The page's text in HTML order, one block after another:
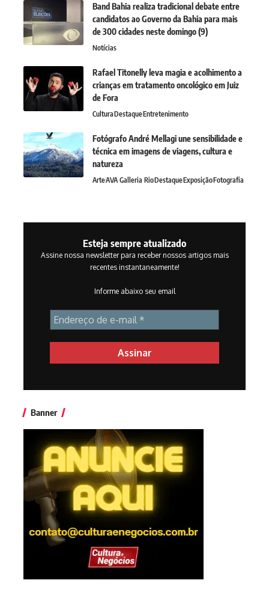
Band Bahia realiza tradicional debate entre
candidatos ao Governo da Bahia para mais
de 300 cidades neste domingo (9)
Notícias
Rafael Titonelly leva magia e acolhimento a
crianças em tratamento oncológico em Juiz
de Fora
CulturaDestaqueEntretenimento
Fotógrafo André Mellagi une sensibilidade e
técnica em imagens de viagens, cultura e
natureza
ArteAVA Galleria RioDestaqueExposiçãoFotografia
Esteja sempre atualizado
Assine nossa newsletter para receber nossos artigos mais
recentes instantaneamente!
Informe abaixo seu email
Banner